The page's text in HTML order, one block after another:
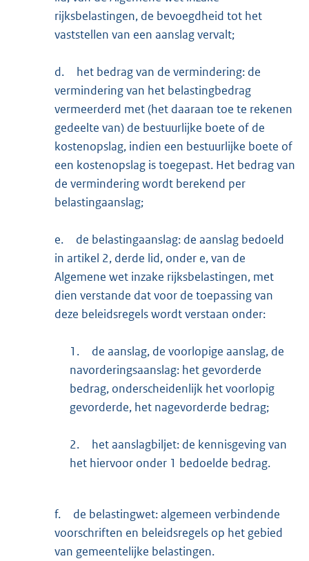
rijksbelastingen, de bevoegdheid tot het
vaststellen van een aanslag vervalt;
d.
het bedrag van de vermindering: de
vermindering van het belastingbedrag
vermeerderd met (het daaraan toe te rekenen
gedeelte van) de bestuurlijke boete of de
kostenopslag, indien een bestuurlijke boete of
een kostenopslag is toegepast. Het bedrag van
de vermindering wordt berekend per
belastingaanslag;
e.
de belastingaanslag: de aanslag bedoeld
in artikel 2, derde lid, onder e, van de
Algemene wet inzake rijksbelastingen, met
dien verstande dat voor de toepassing van
deze beleidsregels wordt verstaan onder:
1.
de aanslag, de voorlopige aanslag, de
navorderingsaanslag: het gevorderde
bedrag, onderscheidenlijk het voorlopig
gevorderde, het nagevorderde bedrag;
2.
het aanslagbiljet: de kennisgeving van
het hiervoor onder 1 bedoelde bedrag.
f.
de belastingwet: algemeen verbindende
voorschriften en beleidsregels op het gebied
van gemeentelijke belastingen.